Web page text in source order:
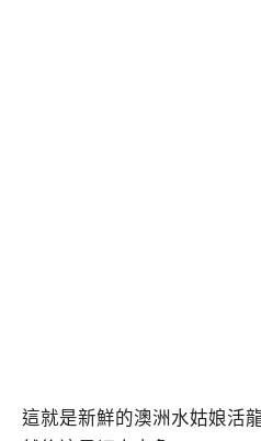
這就是新鮮的澳洲水姑娘活